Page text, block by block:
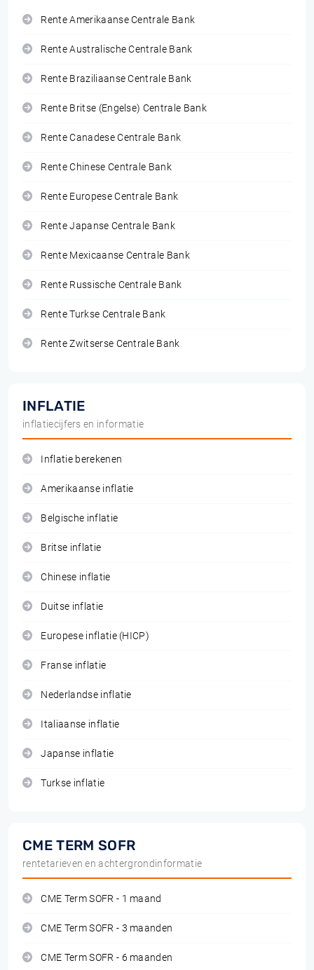
Rente Amerikaanse Centrale Bank
Rente Australische Centrale Bank
Rente Braziliaanse Centrale Bank
Rente Britse (Engelse) Centrale Bank
Rente Canadese Centrale Bank
Rente Chinese Centrale Bank
Rente Europese Centrale Bank
Rente Japanse Centrale Bank
Rente Mexicaanse Centrale Bank
Rente Russische Centrale Bank
Rente Turkse Centrale Bank
Rente Zwitserse Centrale Bank
INFLATIE
inflatiecijfers en informatie
Inflatie berekenen
Amerikaanse inflatie
Belgische inflatie
Britse inflatie
Chinese inflatie
Duitse inflatie
Europese inflatie (HICP)
Franse inflatie
Nederlandse inflatie
Italiaanse inflatie
Japanse inflatie
Turkse inflatie
CME TERM SOFR
rentetarieven en achtergrondinformatie
CME Term SOFR - 1 maand
CME Term SOFR - 3 maanden
CME Term SOFR - 6 maanden